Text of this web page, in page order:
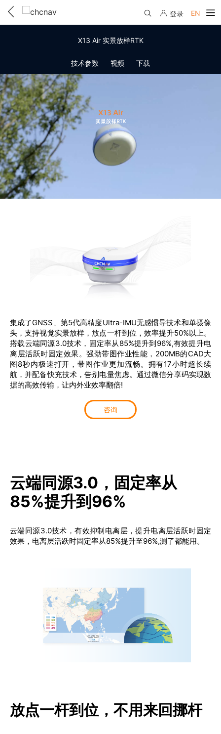
服务与支持
下载中心
教学视频
服务支持
线上自助寄修
维修进度查询
售前问答
行业无忧
联系我们
国内分支机构
国内授权经销
申请成为伙伴
活动专区
资讯中心
了解华测
登录 EN
X13 Air 实景放样RTK
技术参数 视频 下载
集成了GNSS、第5代高精度Ultra-IMU无感惯导技术和单摄像
头，支持视觉实景放样，放点一杆到位，效率提升50%以上。
搭载云端同源3.0技术，固定率从85%提升到96%,有效提升电
离层活跃时固定效果。强劲带图作业性能，200MB的CAD大
图8秒内极速打开，带图作业更加流畅。拥有17小时超长续
航，并配备快充技术，告别电量焦虑。通过微信分享码实现数
据的高效传输，让内外业效率翻倍!
咨询
云端同源3.0，固定率从
85%提升到96%
云端同源3.0技术，有效抑制电离层，提升电离层活跃时固定
效果，电离层活跃时固定率从85%提升至96%,测了都能用。
放点一杆到位，不用来回挪杆